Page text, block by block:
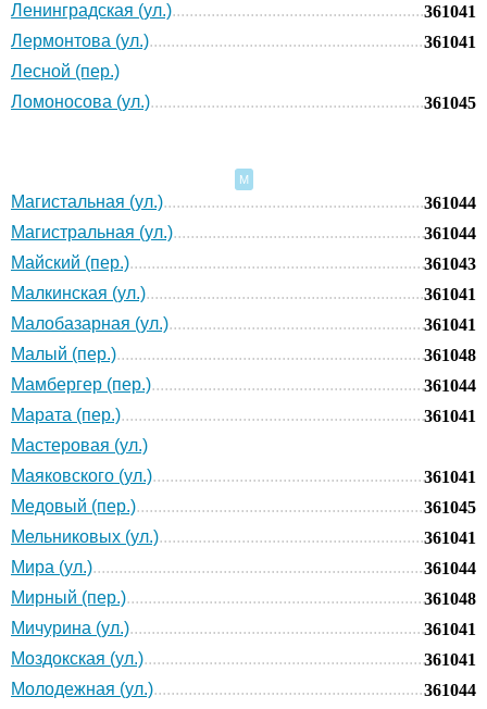
Ленинградская (ул.)
361041
Лермонтова (ул.)
361041
Лесной (пер.)
Ломоносова (ул.)
361045
М
Магистальная (ул.)
361044
Магистральная (ул.)
361044
Майский (пер.)
361043
Малкинская (ул.)
361041
Малобазарная (ул.)
361041
Малый (пер.)
361048
Мамбергер (пер.)
361044
Марата (пер.)
361041
Мастеровая (ул.)
Маяковского (ул.)
361041
Медовый (пер.)
361045
Мельниковых (ул.)
361041
Мира (ул.)
361044
Мирный (пер.)
361048
Мичурина (ул.)
361041
Моздокская (ул.)
361041
Молодежная (ул.)
361044